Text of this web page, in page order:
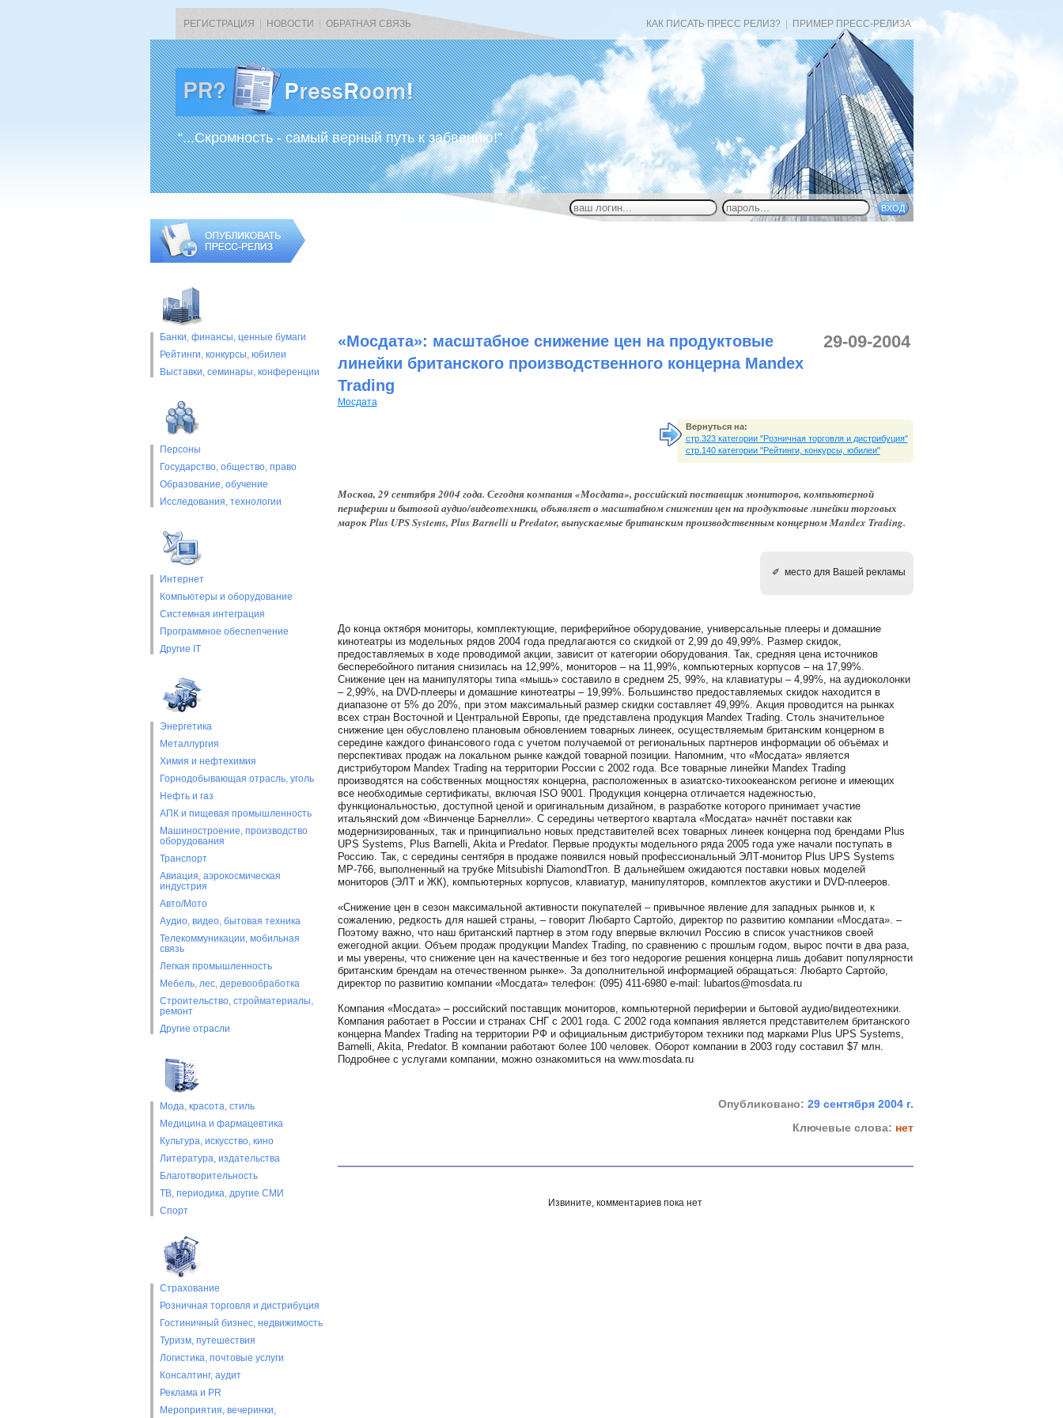
РЕГИСТРАЦИЯ НОВОСТИ ОБРАТНАЯ СВЯЗЬ КАК ПИСАТЬ ПРЕСС РЕЛИЗ? ПРИМЕР ПРЕСС-РЕЛИЗА
“...Скромность - самый верный путь к забвению!”
Банки, финансы, ценные бумаги
Рейтинги, конкурсы, юбилеи
Выставки, cеминары, конференции
Персоны
Государство, общество, право
Образование, обучение
Исследования, технологии
Интернет
Компьютеры и оборудование
Системная интеграция
Программное обеспепчение
Другие IT
Энергетика
Металлургия
Химия и нефтехимия
Горнодобывающая отрасль, уголь
Нефть и газ
АПК и пищевая промышленность
Машиностроение, производство
оборудования
Транспорт
Авиация, аэрокосмическая
индустрия
Авто/Мото
Аудио, видео, бытовая техника
Телекоммуникации, мобильная
связь
Легкая промышленность
Мебель, лес, деревообработка
Строительство, стройматериалы,
ремонт
Другие отрасли
Мода, красота, стиль
Медицина и фармацевтика
Культура, искусство, кино
Литература, издательства
Благотворительность
ТВ, периодика, другие СМИ
Спорт
Страхование
Розничная торговля и дистрибуция
Гостиничный бизнес, недвижимость
Туризм, путешествия
Логистика, почтовые услуги
Консалтинг, аудит
Реклама и PR
Мероприятия, вечеринки,
«Мосдата»: масштабное снижение цен на продуктовые
линейки британского производственного концерна Mandex
Trading
Мосдата
29-09-2004
Вернуться на:
стр.323 категории "Розничная торговля и дистрибуция"
стр.140 категории "Рейтинги, конкурсы, юбилеи"
Москва, 29 сентября 2004 года. Сегодня компания «Мосдата», российский поставщик мониторов, компьютерной
периферии и бытовой аудио/видеотехники, объявляет о масштабном снижении цен на продуктовые линейки торговых
марок Plus UPS Systems, Plus Barnelli и Predator, выпускаемые британским производственным концерном Mandex Trading.
✐ место для Вашей рекламы
До конца октября мониторы, комплектующие, периферийное оборудование, универсальные плееры и домашние
кинотеатры из модельных рядов 2004 года предлагаются со скидкой от 2,99 до 49,99%. Размер скидок,
предоставляемых в ходе проводимой акции, зависит от категории оборудования. Так, средняя цена источников
бесперебойного питания снизилась на 12,99%, мониторов – на 11,99%, компьютерных корпусов – на 17,99%.
Снижение цен на манипуляторы типа «мышь» составило в среднем 25, 99%, на клавиатуры – 4,99%, на аудиоколонки
– 2,99%, на DVD-плееры и домашние кинотеатры – 19,99%. Большинство предоставляемых скидок находится в
диапазоне от 5% до 20%, при этом максимальный размер скидки составляет 49,99%. Акция проводится на рынках
всех стран Восточной и Центральной Европы, где представлена продукция Mandex Trading. Столь значительное
снижение цен обусловлено плановым обновлением товарных линеек, осуществляемым британским концерном в
середине каждого финансового года с учетом получаемой от региональных партнеров информации об объёмах и
перспективах продаж на локальном рынке каждой товарной позиции. Напомним, что «Мосдата» является
дистрибутором Mandex Trading на территории России с 2002 года. Все товарные линейки Mandex Trading
производятся на собственных мощностях концерна, расположенных в азиатско-тихоокеанском регионе и имеющих
все необходимые сертификаты, включая ISO 9001. Продукция концерна отличается надежностью,
функциональностью, доступной ценой и оригинальным дизайном, в разработке которого принимает участие
итальянский дом «Винченце Барнелли». С середины четвертого квартала «Мосдата» начнёт поставки как
модернизированных, так и принципиально новых представителей всех товарных линеек концерна под брендами Plus
UPS Systems, Plus Barnelli, Akita и Predator. Первые продукты модельного ряда 2005 года уже начали поступать в
Россию. Так, с середины сентября в продаже появился новый профессиональный ЭЛТ-монитор Plus UPS Systems
MP-766, выполненный на трубке Mitsubishi DiamondTron. В дальнейшем ожидаются поставки новых моделей
мониторов (ЭЛТ и ЖК), компьютерных корпусов, клавиатур, манипуляторов, комплектов акустики и DVD-плееров.
«Снижение цен в сезон максимальной активности покупателей – привычное явление для западных рынков и, к
сожалению, редкость для нашей страны, – говорит Любарто Сартойо, директор по развитию компании «Мосдата». –
Поэтому важно, что наш британский партнер в этом году впервые включил Россию в список участников своей
ежегодной акции. Объем продаж продукции Mandex Trading, по сравнению с прошлым годом, вырос почти в два раза,
и мы уверены, что снижение цен на качественные и без того недорогие решения концерна лишь добавит популярности
британским брендам на отечественном рынке». За дополнительной информацией обращаться: Любарто Сартойо,
директор по развитию компании «Мосдата» телефон: (095) 411-6980 e-mail: lubartos@mosdata.ru
Компания «Мосдата» – российский поставщик мониторов, компьютерной периферии и бытовой аудио/видеотехники.
Компания работает в России и странах СНГ с 2001 года. С 2002 года компания является представителем британского
концерна Mandex Trading на территории РФ и официальным дистрибутором техники под марками Plus UPS Systems,
Barnelli, Akita, Predator. В компании работают более 100 человек. Оборот компании в 2003 году составил $7 млн.
Подробнее с услугами компании, можно ознакомиться на www.mosdata.ru
Опубликовано: 29 сентября 2004 г.
Ключевые слова: нет
Извините, комментариев пока нет